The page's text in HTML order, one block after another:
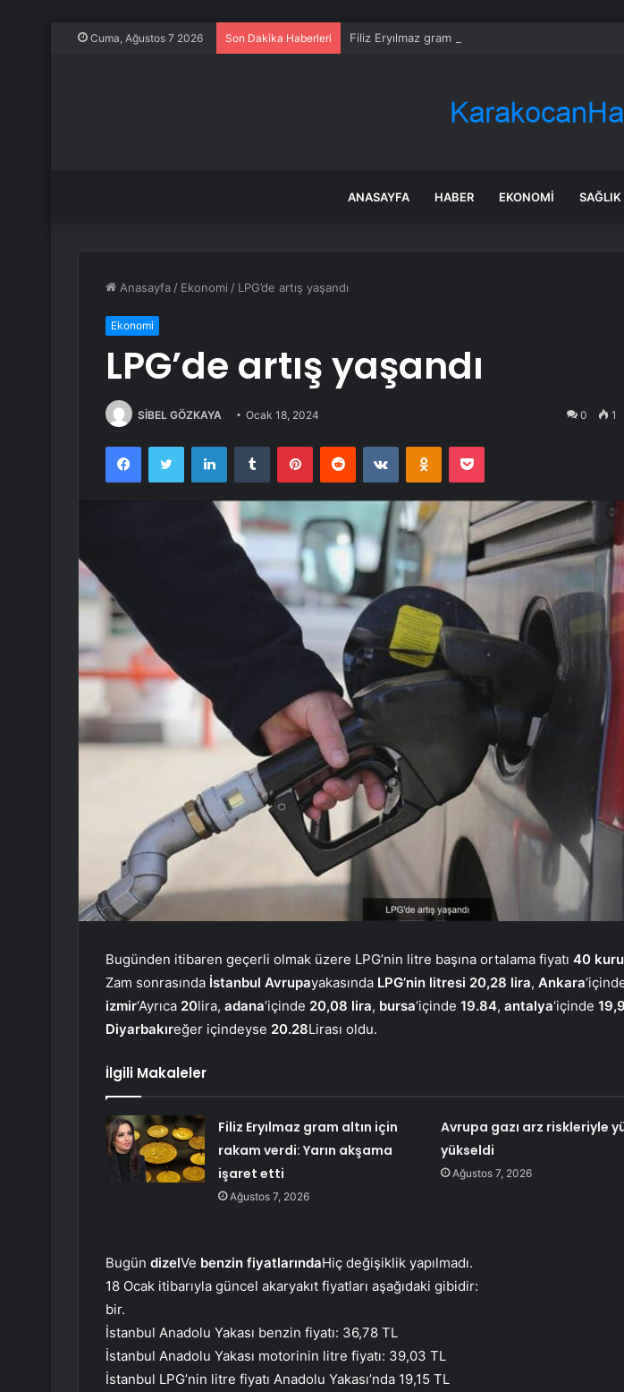
Cuma, Ağustos 7 2026 Son Dakika Haberleri Filiz Eryılmaz gram altın için rakam verdi: Yarın
ANASAYFA HABER EKONOMI SAĞLIK
Anasayfa / Ekonomi / LPG’de artış yaşandı
Ekonomi
LPG’de artış yaşandı
SİBEL GÖZKAYA Ocak 18, 2024 0 1
FacebookTwitter LinkedInTumblr PinterestReddit VKontakteOdnoklassniki
Pocket
Bugünden itibaren geçerli olmak üzere LPG’nin litre başına ortalama fiyatı 40
Zam sonrasında İstanbul Avrupayakasında LPG’nin litresi 20,28 lira, Ankara
izmir‘Ayrıca 20lira, adana‘içinde 20,08 lira, bursa‘içinde 19.84, antalya‘içinde
Diyarbakıreğer içindeyse 20.28Lirası oldu.
İlgili Makaleler
Filiz Eryılmaz gram altın için
rakam verdi: Yarın akşama
işaret etti
Ağustos 7, 2026
Avrupa gazı arz riskleriyle
yükseldi
Ağustos 7, 2026
Bugün dizelVe benzin fiyatlarındaHiç değişiklik yapılmadı.
18 Ocak itibarıyla güncel akaryakıt fiyatları aşağıdaki gibidir:
bir.
İstanbul Anadolu Yakası benzin fiyatı: 36,78 TL
İstanbul Anadolu Yakası motorinin litre fiyatı: 39,03 TL
İstanbul LPG’nin litre fiyatı Anadolu Yakası’nda 19,15 TL